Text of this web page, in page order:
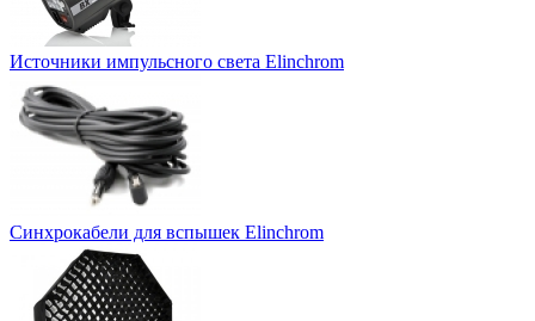
Источники импульсного света Elinchrom
Синхрокабели для вспышек Elinchrom